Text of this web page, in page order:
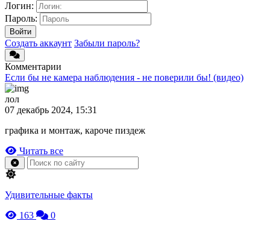
Логин:
Пароль:
Войти
Создать аккаунт Забыли пароль?
Комментарии
Если бы не камера наблюдения - не поверили бы! (видео)
лол
07 декабрь 2024, 15:31
графика и монтаж, кароче пиздеж
Читать все
Удивительные факты
163
0